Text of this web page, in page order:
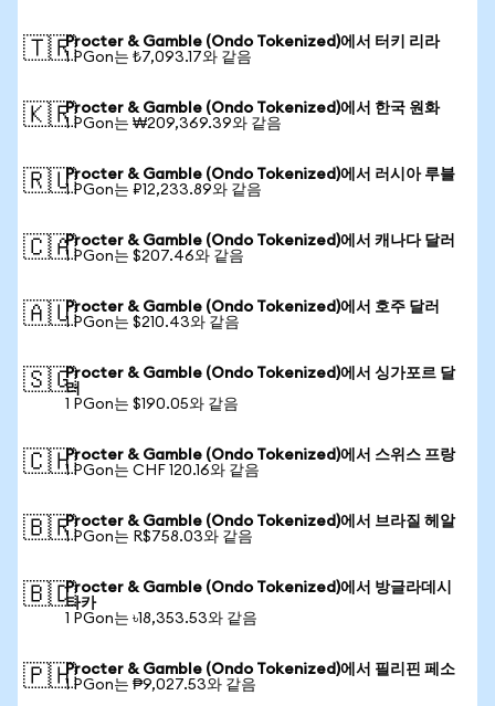
🇹🇷Procter & Gamble (Ondo Tokenized)에서 터키 리라
1 PGon는 ₺7,093.17와 같음
🇰🇷Procter & Gamble (Ondo Tokenized)에서 한국 원화
1 PGon는 ₩209,369.39와 같음
🇷🇺Procter & Gamble (Ondo Tokenized)에서 러시아 루블
1 PGon는 ₽12,233.89와 같음
🇨🇦Procter & Gamble (Ondo Tokenized)에서 캐나다 달러
1 PGon는 $207.46와 같음
🇦🇺Procter & Gamble (Ondo Tokenized)에서 호주 달러
1 PGon는 $210.43와 같음
🇸🇬Procter & Gamble (Ondo Tokenized)에서 싱가포르 달
러
1 PGon는 $190.05와 같음
🇨🇭Procter & Gamble (Ondo Tokenized)에서 스위스 프랑
1 PGon는 CHF 120.16와 같음
🇧🇷Procter & Gamble (Ondo Tokenized)에서 브라질 헤알
1 PGon는 R$758.03와 같음
🇧🇩Procter & Gamble (Ondo Tokenized)에서 방글라데시
타카
1 PGon는 ৳18,353.53와 같음
🇵🇭Procter & Gamble (Ondo Tokenized)에서 필리핀 페소
1 PGon는 ₱9,027.53와 같음